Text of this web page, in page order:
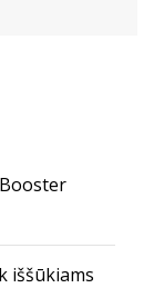
iššūkiams